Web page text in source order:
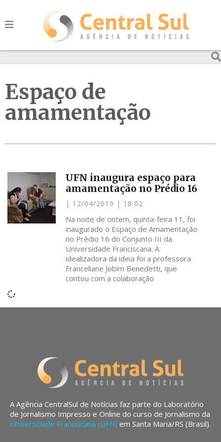
Espaço de
amamentação
UFN inaugura espaço para
amamentação no Prédio 16
12/04/2019 18:02
Na noite de ontem, quinta-feira 11, foi
inaugurado o Espaço de Amamentação
no Prédio 16 do Conjunto III da
Universidade Franciscana. A
idealizadora da ideia foi a professora
Franceliane Jobim Benedetti, que
contou com a colaboração
A Agência CentralSul de Notícias faz parte do Laboratório
de Jornalismo Impresso e Online do curso de Jornalismo da
Universidade Franciscana (UFN) em Santa Maria/RS (Brasil).